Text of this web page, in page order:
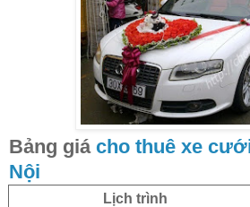
Bảng giá cho thuê xe
Nội
Lịch trình